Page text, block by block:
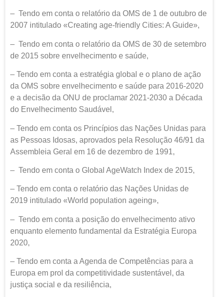
– Tendo em conta o relatório da OMS de 1 de outubro de
2007 intitulado «Creating age-friendly Cities: A Guide»,
– Tendo em conta o relatório da OMS de 30 de setembro
de 2015 sobre envelhecimento e saúde,
– Tendo em conta a estratégia global e o plano de ação
da OMS sobre envelhecimento e saúde para 2016-2020
e a decisão da ONU de proclamar 2021-2030 a Década
do Envelhecimento Saudável,
– Tendo em conta os Princípios das Nações Unidas para
as Pessoas Idosas, aprovados pela Resolução 46/91 da
Assembleia Geral em 16 de dezembro de 1991,
– Tendo em conta o Global AgeWatch Index de 2015,
– Tendo em conta o relatório das Nações Unidas de
2019 intitulado «World population ageing»,
– Tendo em conta a posição do envelhecimento ativo
enquanto elemento fundamental da Estratégia Europa
2020,
– Tendo em conta a Agenda de Competências para a
Europa em prol da competitividade sustentável, da
justiça social e da resiliência,